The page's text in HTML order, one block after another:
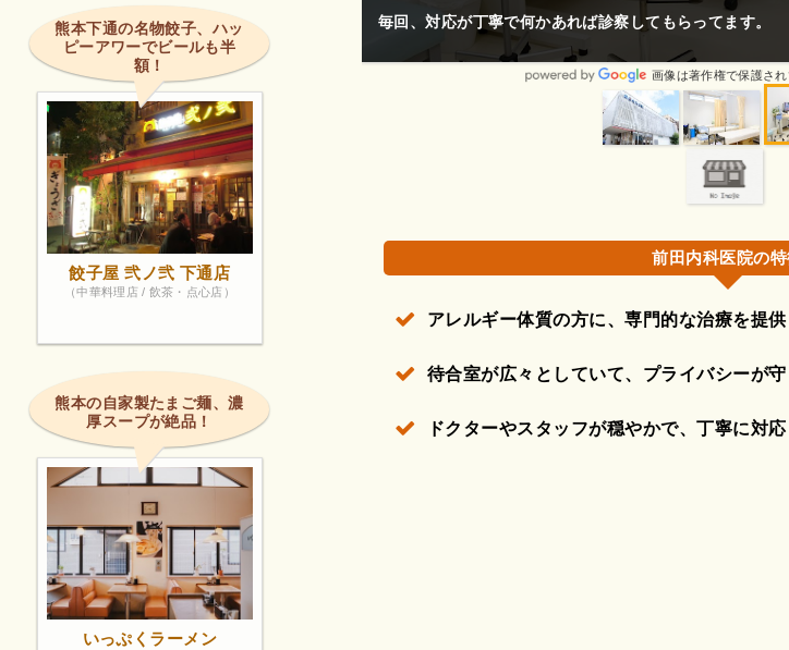
保護されている場合があります。
毎回、対応が丁寧で何かあれば診察してもらってます。
画像は著作権で保護さ
前田内科医院の
アレルギー体質の方に、専門的な治療を提供
待合室が広々としていて、プライバシーが守
ドクターやスタッフが穏やかで、丁寧に対応
熊本下通の名物餃子、ハッ
ピーアワーでビールも半
額！
餃子屋 弐ノ弐 下通店
（中華料理店 / 飲茶・点心店）
熊本の自家製たまご麺、濃
厚スープが絶品！
いっぷくラーメン